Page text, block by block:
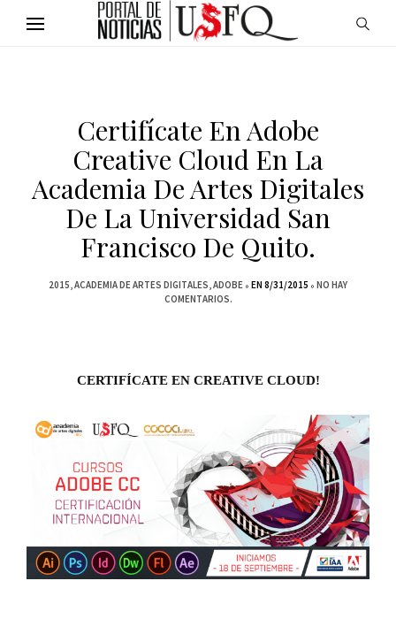
Certifícate En Adobe
Creative Cloud En La
Academia De Artes Digitales
De La Universidad San
Francisco De Quito.
2015 ACADEMIA DE ARTES DIGITALES ADOBE EN 8/31/2015
NO HAY
COMENTARIOS.
CERTIFÍCATE EN CREATIVE CLOUD!